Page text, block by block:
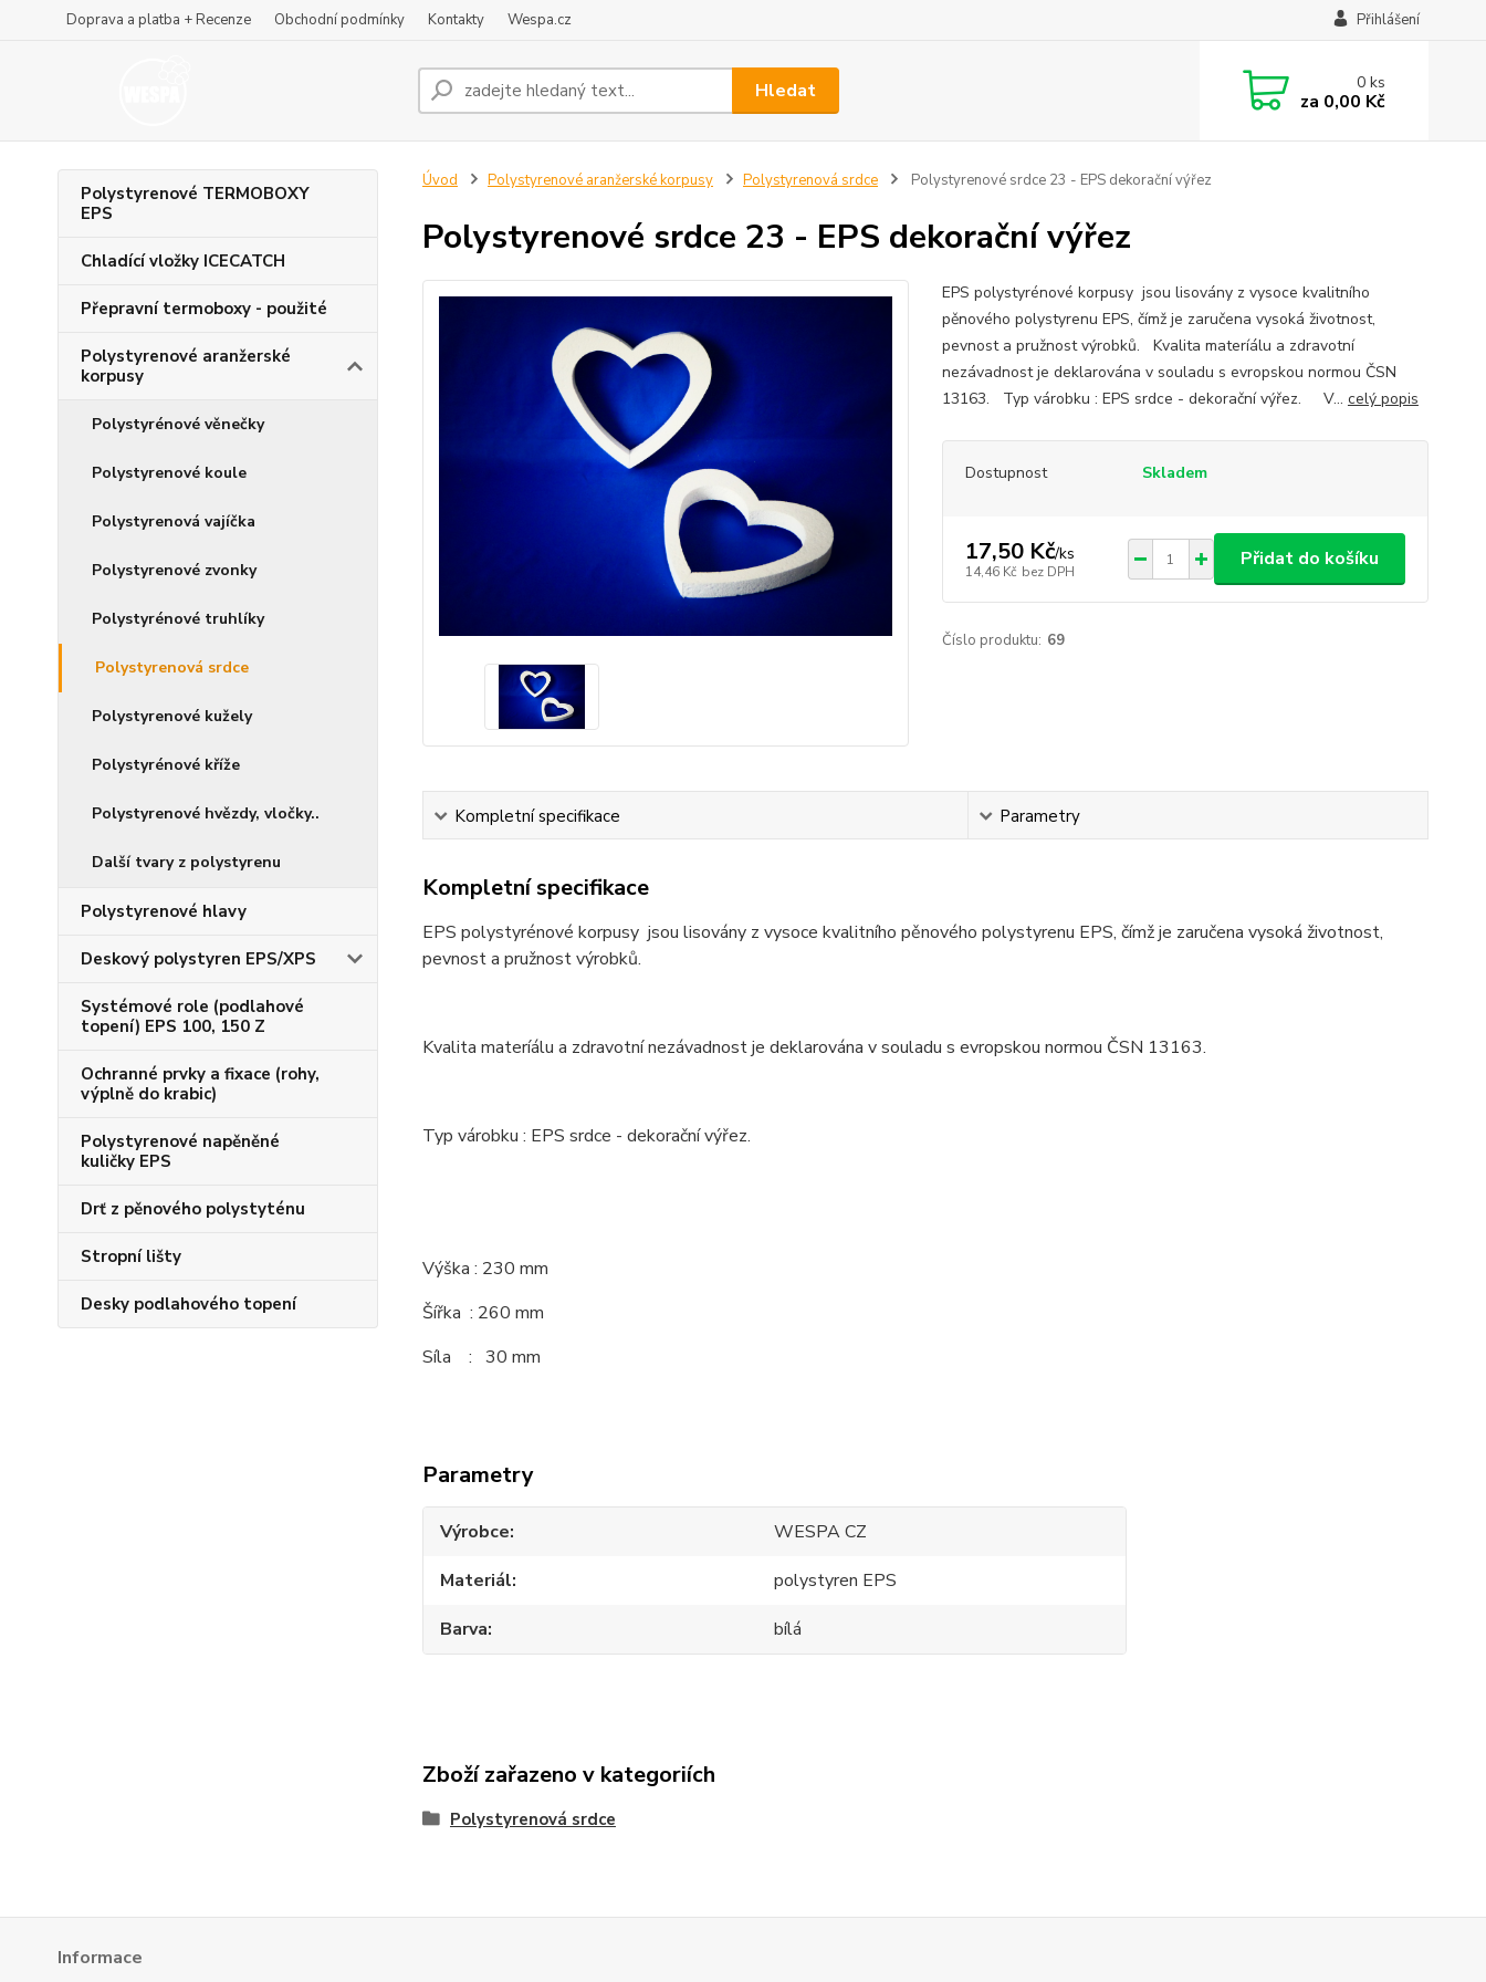
Doprava a platba + Recenze Obchodní podmínky Kontakty Wespa.cz Přihlášení
Hledat 0ks
za 0,00 Kč
Polystyrenové TERMOBOXY
EPS
Chladící vložky ICECATCH
Přepravní termoboxy - použité
Polystyrenové aranžerské
korpusy
Polystyrénové věnečky
Polystyrenové koule
Polystyrenová vajíčka
Polystyrenové zvonky
Polystyrénové truhlíky
Polystyrenová srdce
Polystyrenové kužely
Polystyrénové kříže
Polystyrenové hvězdy, vločky..
Další tvary z polystyrenu
Polystyrenové hlavy
Deskový polystyren EPS/XPS
Systémové role (podlahové
topení) EPS 100, 150 Z
Ochranné prvky a fixace (rohy,
výplně do krabic)
Polystyrenové napěněné
kuličky EPS
Drť z pěnového polystyténu
Stropní lišty
Desky podlahového topení
Úvod Polystyrenové aranžerské korpusy Polystyrenová srdce Polystyrenové srdce 23 - EPS dekorační výřez
Polystyrenové srdce 23 - EPS dekorační výřez
EPS polystyrénové korpusy jsou lisovány z vysoce kvalitního
pěnového polystyrenu EPS, čímž je zaručena vysoká životnost,
pevnost a pružnost výrobků. Kvalita materíálu a zdravotní
nezávadnost je deklarována v souladu s evropskou normou ČSN
13163. Typ várobku : EPS srdce - dekorační výřez. V... celý popis
Dostupnost Skladem
17,50 Kč/ks
14,46 Kč bez DPH
Přidat do košíku
Číslo produktu: 69
Kompletní specifikace Parametry
Kompletní specifikace
EPS polystyrénové korpusy jsou lisovány z vysoce kvalitního pěnového polystyrenu EPS, čímž je zaručena vysoká životnost,
pevnost a pružnost výrobků.
Kvalita materíálu a zdravotní nezávadnost je deklarována v souladu s evropskou normou ČSN 13163.
Typ várobku : EPS srdce - dekorační výřez.
Výška : 230 mm
Šířka : 260 mm
Síla : 30 mm
Parametry
Výrobce
WESPA CZ
Materiál
polystyren EPS
Barva
bílá
Zboží zařazeno v kategoriích
Polystyrenová srdce
Informace